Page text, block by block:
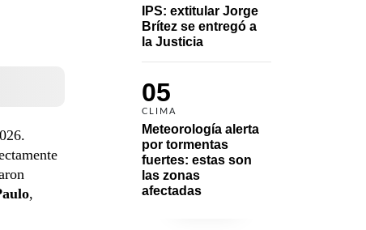
IPS: extitular Jorge
Brítez se entregó a
la Justicia
05
CLIMA
Meteorología alerta
por tormentas
fuertes: estas son
las zonas
afectadas
,